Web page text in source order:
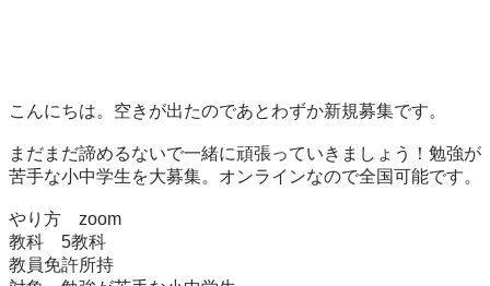
こんにちは。空きが出たのであとわずか新規募集です。
まだまだ諦めるないで一緒に頑張っていきましょう！勉強が
苦手な小中学生を大募集。オンラインなので全国可能です。
やり方　zoom
教科　5教科
教員免許所持